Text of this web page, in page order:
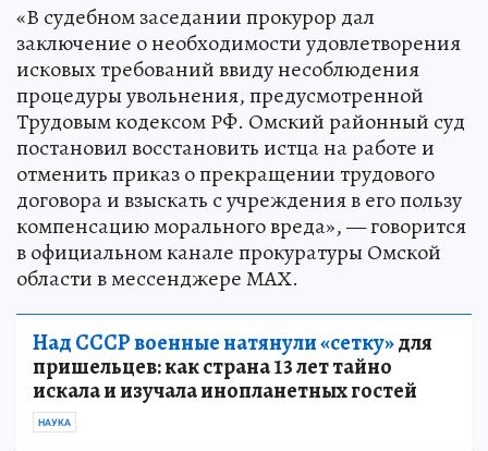
«В судебном заседании прокурор дал
заключение о необходимости удовлетворения
исковых требований ввиду несоблюдения
процедуры увольнения, предусмотренной
Трудовым кодексом РФ. Омский районный суд
постановил восстановить истца на работе и
отменить приказ о прекращении трудового
договора и взыскать с учреждения в его пользу
компенсацию морального вреда», — говорится
в официальном канале прокуратуры Омской
области в мессенджере МАХ.
Над СССР военные натянули «сетку»для
пришельцев: как страна 13 лет тайно
искала и изучала инопланетных гостей
НАУКА